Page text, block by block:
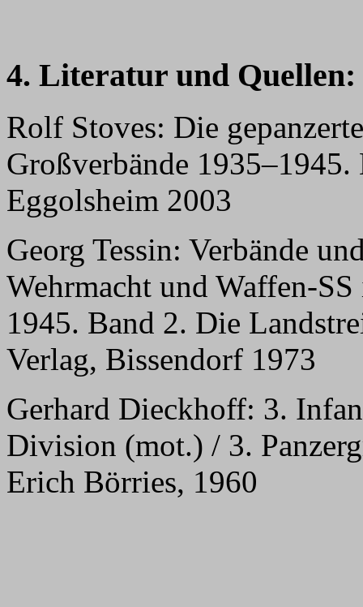
4. Literatur und Quellen:
Rolf Stoves: Die
Großverbände
Eggolsheim 2003
Georg Tessin: Verbände
Wehrmacht und Waffen-
1945. Band 2. Die
Verlag, Bissendorf 1973
Gerhard Dieckhoff: 3.
Division (mot.) / 3.
Erich Börries, 1960